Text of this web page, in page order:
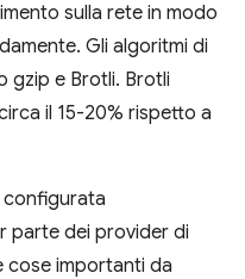
sulla rete in modo
Gli algoritmi di
gzip e Brotli. Brotli
il 15-20% rispetto a
configurata
parte dei provider di
cose importanti da